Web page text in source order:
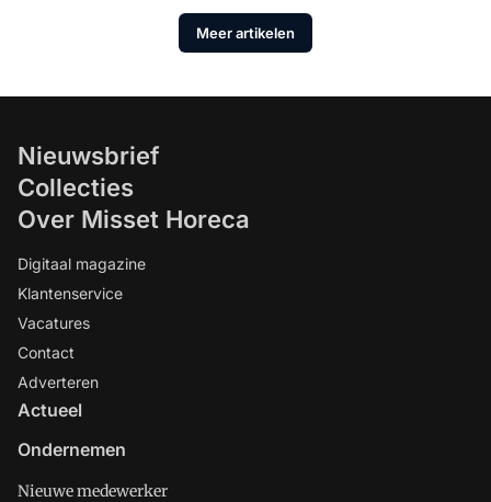
Meer artikelen
Nieuwsbrief
Collecties
Over Misset Horeca
Digitaal magazine
Klantenservice
Vacatures
Contact
Adverteren
Actueel
Ondernemen
Nieuwe medewerker